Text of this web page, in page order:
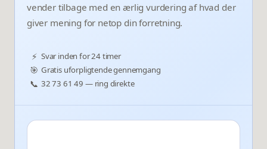
vender tilbage med en ærlig vurdering af hvad der
giver mening for netop din forretning.
⚡ Svar inden for 24 timer
🎯 Gratis uforpligtende gennemgang
📞 32 73 61 49 — ring direkte